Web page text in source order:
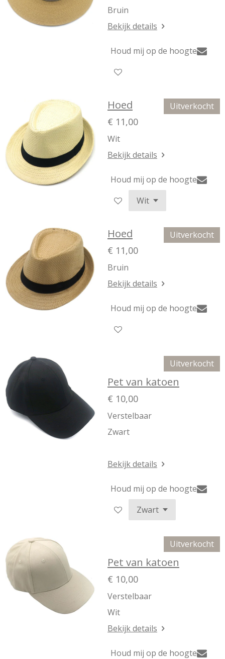
Bruin
Bekijk details
Houd mij op de hoogte
Uitverkocht
Hoed
€ 11,00
Wit
Bekijk details
Houd mij op de hoogte
Uitverkocht
Hoed
€ 11,00
Bruin
Bekijk details
Houd mij op de hoogte
Uitverkocht
Pet van katoen
€ 10,00
Verstelbaar
Zwart
Bekijk details
Houd mij op de hoogte
Uitverkocht
Pet van katoen
€ 10,00
Verstelbaar
Wit
Bekijk details
Houd mij op de hoogte